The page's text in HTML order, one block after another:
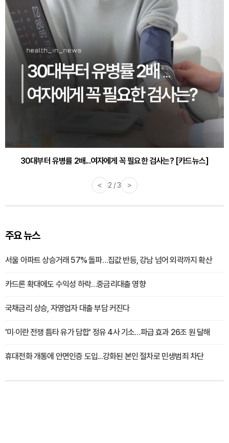
감기·독감 예방하고 면역력 높이는 4가지 영양제 [카드뉴스]
< 3 / 3 >
주요 뉴스
서울 아파트 상승거래 57% 돌파…집값 반등, 강남 넘어 외곽까지 확산
카드론 확대에도 수익성 하락…중금리대출 영향
국채금리 상승, 자영업자 대출 부담 커진다
'미·이란 전쟁 틈타 유가 담합' 정유 4사 기소…파급 효과 26조 원 달해
휴대전화 개통에 안면인증 도입...강화된 본인 절차로 민생범죄 차단